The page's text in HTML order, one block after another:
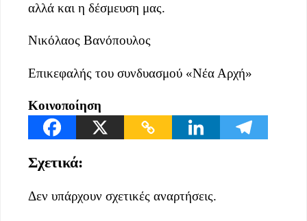
αλλά και η δέσμευση μας.
Νικόλαος Βανόπουλος
Επικεφαλής του συνδυασμού «Νέα Αρχή»
Κοινοποίηση
Σχετικά:
Δεν υπάρχουν σχετικές αναρτήσεις.